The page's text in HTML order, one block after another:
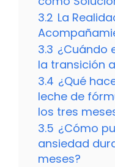
3.2 La
3.3 ¿Cuándo
la transición
3.4 ¿Qué
leche de
los tres
3.5 ¿Cómo
ansiedad
meses?